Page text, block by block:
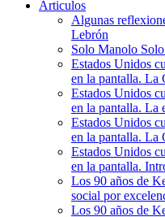
Articulos
Algunas
Lebrón
Solo Manolo
Estados Unidos
en la pantalla. La
Estados Unidos
en la pantalla. La
Estados Unidos
en la pantalla. La
Estados Unidos
en la pantalla.
Los 90 años de
social por
Los 90 años de